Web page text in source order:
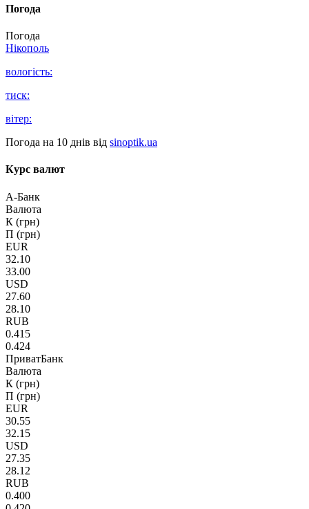
Погода
Погода
Нікополь
вологість:
тиск:
вітер:
Погода на 10 днів від sinoptik.ua
Курс валют
А-Банк
Валюта
К (грн)
П (грн)
EUR
32.10
33.00
USD
27.60
28.10
RUB
0.415
0.424
ПриватБанк
Валюта
К (грн)
П (грн)
EUR
30.55
32.15
USD
27.35
28.12
RUB
0.400